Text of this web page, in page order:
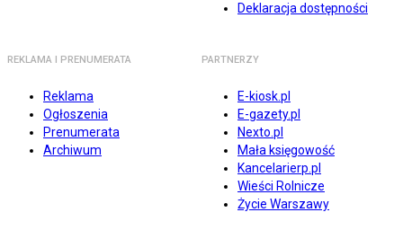
Deklaracja dostępności
REKLAMA I PRENUMERATA
Reklama
Ogłoszenia
Prenumerata
Archiwum
PARTNERZY
E-kiosk.pl
E-gazety.pl
Nexto.pl
Mała księgowość
Kancelarierp.pl
Wieści Rolnicze
Życie Warszawy